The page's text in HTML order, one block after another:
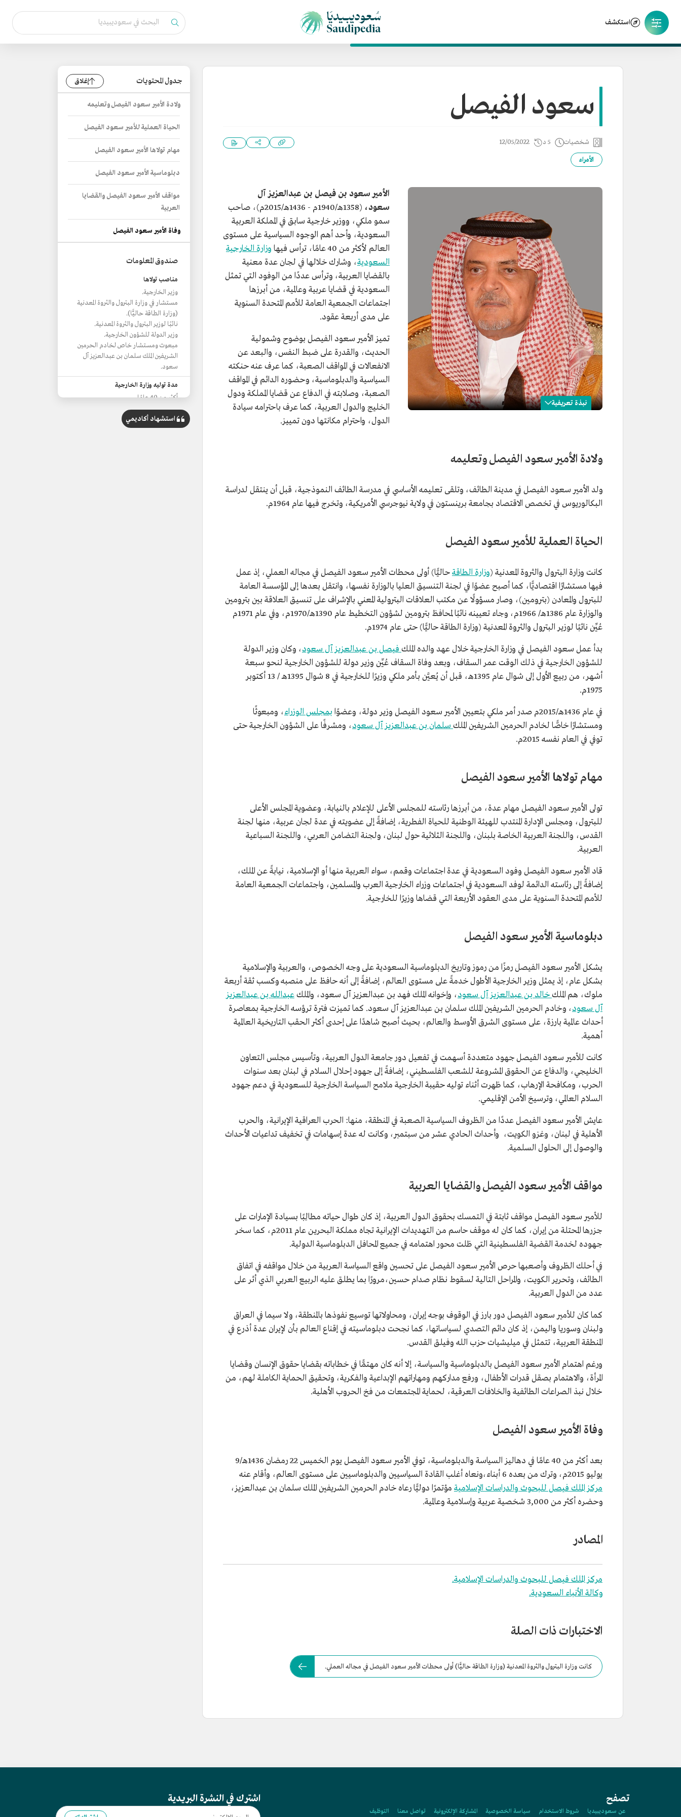
استكشف
سعود الفيصل
شخصيات 5 د 12/05/2022
الأمراء
نبذة تعريفية
تاريخ الميلاد
1940م.
مكان الميلاد
مدينة الطائف.
المؤهلات العلمية
بكالوريوس الاقتصاد من جامعة برينستون في
الأمير سعود بن فيصل بن عبدالعزيز آل
سعود،
(1358هـ/1940م - 1436هـ/2015م)، صاحب
سمو ملكي، ووزير خارجية سابق في المملكة العربية
السعودية، وأحد أهم الوجوه السياسية على مستوى
العالم لأكثر من 40 عامًا، ترأس فيها
وزارة الخارجية
السعودية، وشارك خلالها في لجان عدة معنية
بالقضايا العربية، وترأس عددًا من الوفود التي تمثل
السعودية في قضايا عربية وعالمية، من أبرزها
اجتماعات الجمعية العامة للأمم المتحدة السنوية
على مدى أربعة عقود.
تميز الأمير سعود الفيصل بوضوح وشمولية
الحديث، والقدرة على ضبط النفس، والبعد عن
الانفعالات في المواقف الصعبة، كما عرف عنه حنكته
السياسية والدبلوماسية، وحضوره الدائم في المواقف
الصعبة، وصلابته في الدفاع عن قضايا المملكة ودول
الخليج والدول العربية، كما عرف باحترامه سيادة
الدول، واحترام مكانتها دون تمييز.
ولادة الأمير سعود الفيصل وتعليمه
ولد الأمير سعود الفيصل في مدينة الطائف، وتلقى تعليمه الأساسي في مدرسة الطائف النموذجية، قبل أن ينتقل لدراسة
البكالوريوس في تخصص الاقتصاد بجامعة برينستون في ولاية نيوجرسي الأمريكية، وتخرج فيها عام 1964م.
الحياة العملية للأمير سعود الفيصل
كانت وزارة البترول والثروة المعدنية (وزارة الطاقةحاليًّا) أولى محطات الأمير سعود الفيصل في مجاله العملي، إذ عمل
فيها مستشارًا اقتصاديًّا، كما أصبح عضوًا في لجنة التنسيق العليا بالوزارة نفسها، وانتقل بعدها إلى المؤسسة العامة
للبترول والمعادن (بترومين)، وصار مسؤولًا عن مكتب العلاقات البترولية المعني بالإشراف على تنسيق العلاقة بين بترومين
والوزارة عام 1386هـ/ 1966م، وجاء تعيينه نائبًا لمحافظ بترومين لشؤون التخطيط عام 1390هـ/1970م، وفي عام 1971م
عُيِّن نائبًا لوزير البترول والثروة المعدنية (وزارة الطاقة حاليًّا) حتى عام 1974م.
بدأ عمل سعود الفيصل في وزارة الخارجية خلال عهد والده الملك فيصل بن عبدالعزيز آل سعود، وكان وزير الدولة
للشؤون الخارجية في ذلك الوقت عمر السقاف، وبعد وفاة السقاف عُيِّن وزير دولة للشؤون الخارجية لنحو سبعة
أشهر، من ربيع الأول إلى شوال عام 1395هـ، قبل أن يُعيَّن بأمر ملكي وزيرًا للخارجية في 8 شوال 1395هـ / 13 أكتوبر
1975م.
في عام 1436هـ/2015م صدر أمر ملكي بتعيين الأمير سعود الفيصل وزير دولة، وعضوًا بمجلس الوزراء، ومبعوثًا
ومستشارًا خاصًّا لخادم الحرمين الشريفين الملك سلمان بن عبدالعزيز آل سعود، ومشرفًا على الشؤون الخارجية حتى
توفي في العام نفسه 2015م.
مهام تولاها الأمير سعود الفيصل
تولى الأمير سعود الفيصل مهام عدة، من أبرزها رئاسته للمجلس الأعلى للإعلام بالنيابة، وعضوية المجلس الأعلى
للبترول، ومجلس الإدارة المنتدب للهيئة الوطنية للحياة الفطرية، إضافةً إلى عضويته في عدة لجان عربية، منها لجنة
القدس، واللجنة العربية الخاصة بلبنان، واللجنة الثلاثية حول لبنان، ولجنة التضامن العربي، واللجنة السباعية
العربية.
قاد الأمير سعود الفيصل وفود السعودية في عدة اجتماعات وقمم، سواء العربية منها أو الإسلامية، نيابةً عن الملك،
إضافةً إلى رئاسته الدائمة لوفد السعودية في اجتماعات وزراء الخارجية العرب والمسلمين، واجتماعات الجمعية العامة
للأمم المتحدة السنوية على مدى العقود الأربعة التي قضاها وزيرًا للخارجية.
دبلوماسية الأمير سعود الفيصل
يشكل الأمير سعود الفيصل رمزًا من رموز وتاريخ الدبلوماسية السعودية على وجه الخصوص، والعربية والإسلامية
بشكل عام، إذ يمثل وزير الخارجية الأطول خدمةً على مستوى العالم، إضافةً إلى أنه حافظ على منصبه وكسب ثقة أربعة
ملوك، هم الملكخالد بن عبدالعزيز آل سعود، وإخوانه الملك فهد بن عبدالعزيز آل سعود، والملكعبدالله بن عبدالعزيز
آل سعود، وخادم الحرمين الشريفين الملك سلمان بن عبدالعزيز آل سعود. كما تميزت فترة ترؤسه الخارجية بمعاصرة
أحداث عالمية بارزة، على مستوى الشرق الأوسط والعالم، بحيث أصبح شاهدًا على إحدى أكثر الحقب التاريخية العالمية
أهمية.
كانت للأمير سعود الفيصل جهود متعددة أسهمت في تفعيل دور جامعة الدول العربية، وتأسيس مجلس التعاون
الخليجي، والدفاع عن الحقوق المشروعة للشعب الفلسطيني، إضافةً إلى جهود إحلال السلام في لبنان بعد سنوات
الحرب، ومكافحة الإرهاب، كما ظهرت أثناء توليه حقيبة الخارجية ملامح السياسة الخارجية للسعودية في دعم جهود
السلام العالمي، وترسيخ الأمن الإقليمي.
عايش الأمير سعود الفيصل عددًا من الظروف السياسية الصعبة في المنطقة، منها: الحرب العراقية الإيرانية، والحرب
الأهلية في لبنان، وغزو الكويت، وأحداث الحادي عشر من سبتمبر، وكانت له عدة إسهامات في تخفيف تداعيات الأحداث
والوصول إلى الحلول السلمية.
مواقف الأمير سعود الفيصل والقضايا العربية
للأمير سعود الفيصل مواقف ثابتة في التمسك بحقوق الدول العربية، إذ كان طوال حياته مطالِبًا بسيادة الإمارات على
جزرها المحتلة من إيران، كما كان له موقف حاسم من التهديدات الإيرانية تجاه مملكة البحرين عام 2011م، كما سخر
جهوده لخدمة القضية الفلسطينية التي ظلت محور اهتمامه في جميع المحافل الدبلوماسية الدولية.
في أحلك الظروف وأصعبها حرص الأمير سعود الفيصل على تحسين واقع السياسة العربية من خلال مواقفه في اتفاق
الطائف، وتحرير الكويت، والمراحل التالية لسقوط نظام صدام حسين،مرورًا بما يطلق عليه الربيع العربي الذي أثر على
عدد من الدول العربية.
كما كان للأمير سعود الفيصل دور بارز في الوقوف بوجه إيران، ومحاولاتها توسيع نفوذها بالمنطقة، ولا سيما في العراق
ولبنان وسوريا واليمن، إذ كان دائم التصدي لسياساتها، كما نجحت دبلوماسيته في إقناع العالم بأن لإيران عدة أذرع في
المنطقة العربية، تتمثل في ميليشيات حزب الله وفيلق القدس.
ورغم اهتمام الأمير سعود الفيصل بالدبلوماسية والسياسة، إلا أنه كان مهتمًّا في خطاباته بقضايا حقوق الإنسان وقضايا
المرأة، والاهتمام بصقل قدرات الأطفال، ورفع مداركهم ومهاراتهم الإبداعية والفكرية، وتحقيق الحماية الكاملة لهم، من
خلال نبذ الصراعات الطائفية والخلافات العرقية، لحماية المجتمعات من فخ الحروب الأهلية.
وفاة الأمير سعود الفيصل
بعد أكثر من 40 عامًا في دهاليز السياسة والدبلوماسية، توفي الأمير سعود الفيصل يوم الخميس 22 رمضان 1436هـ/9
يوليو 2015م، وترك من بعده 6 أبناء،ونعاه أغلب القادة السياسيين والدبلوماسيين على مستوى العالم، وأقام عنه
مركز الملك فيصل للبحوث والدراسات الإسلامية مؤتمرًا دوليًّا رعاه خادم الحرمين الشريفين الملك سلمان بن عبدالعزيز،
وحضره أكثر من 3,000 شخصية عربية وإسلامية وعالمية.
المصادر
مركز الملك فيصل للبحوث والدراسات الإسلامية.
وكالة الأنباء السعودية.
الاختبارات ذات الصلة
كانت وزارة البترول والثروة المعدنية (وزارة الطاقة حاليًّا) أولى محطات الأمير سعود الفيصل في مجاله العملي.
جدول المحتويات إغلاق
ولادة الأمير سعود الفيصل وتعليمه
الحياة العملية للأمير سعود الفيصل
مهام تولاها الأمير سعود الفيصل
دبلوماسية الأمير سعود الفيصل
مواقف الأمير سعود الفيصل والقضايا
العربية
وفاة الأمير سعود الفيصل
صندوق المعلومات
مناصب تولاها
وزير الخارجية.
مستشار في وزارة البترول والثروة المعدنية
(وزارة الطاقة حاليًّا).
نائبًا لوزير البترول والثروة المعدنية.
وزير الدولة للشؤون الخارجية.
مبعوث ومستشار خاص لخادم الحرمين
الشريفين الملك سلمان بن عبدالعزيز آل
سعود.
مدة توليه وزارة الخارجية
أكثر من 40 عامًا.
استشهاد أكاديمي
تصفح
عن سعوديبيديا شروط الاستخدام سياسة الخصوصية المشاركة الإلكترونية تواصل معنا التوظيف
اشترك في النشرة البريدية